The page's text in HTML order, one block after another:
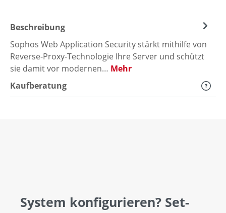
Beschreibung
Sophos Web Application Security stärkt mithilfe von
Reverse-Proxy-Technologie Ihre Server und schützt
sie damit vor modernen… Mehr
Kaufberatung
System konfigurieren? Set-